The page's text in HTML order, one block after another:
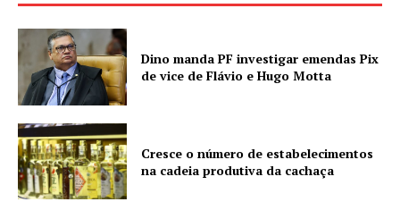
Dino manda PF investigar emendas Pix
de vice de Flávio e Hugo Motta
Cresce o número de estabelecimentos
na cadeia produtiva da cachaça